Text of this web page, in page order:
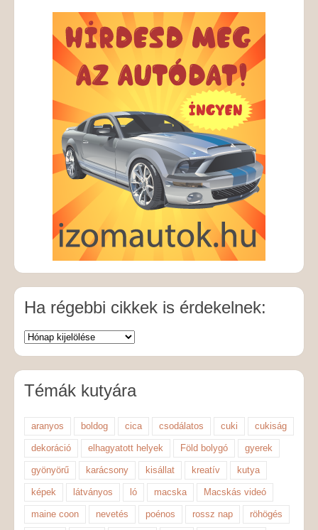
Ha régebbi cikkek is érdekelnek:
Témák kutyára
aranyos boldog cica csodálatos cuki cukiság
dekoráció elhagyatott helyek Föld bolygó gyerek
gyönyörű karácsony kisállat kreatív kutya
képek látványos ló macska Macskás videó
maine coon nevetés poénos rossz nap röhögés